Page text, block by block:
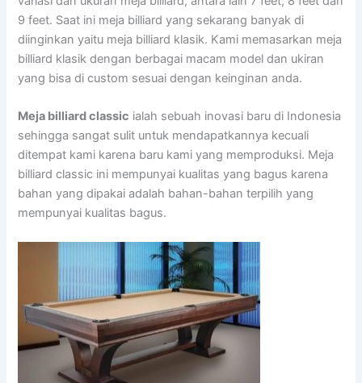
9 feet. Saat ini meja billiard yang sekarang banyak di
diinginkan yaitu meja billiard klasik. Kami memasarkan meja
billiard klasik dengan berbagai macam model dan ukiran
yang bisa di custom sesuai dengan keinginan anda.
Meja billiard classic ialah sebuah inovasi baru di Indonesia
sehingga sangat sulit untuk mendapatkannya kecuali
ditempat kami karena baru kami yang memproduksi. Meja
billiard classic ini mempunyai kualitas yang bagus karena
bahan yang dipakai adalah bahan-bahan terpilih yang
mempunyai kualitas bagus.